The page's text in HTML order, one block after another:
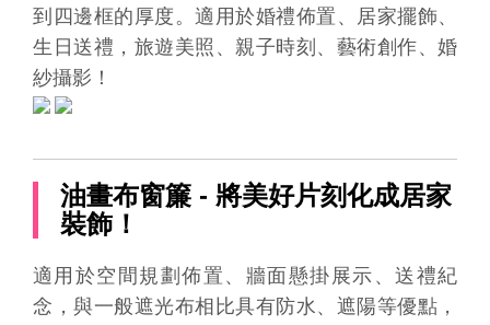
到四邊框的厚度。適用於婚禮佈置、居家擺飾、
生日送禮，旅遊美照、親子時刻、藝術創作、婚
紗攝影！
油畫布窗簾 - 將美好片刻化成居家
裝飾！
適用於空間規劃佈置、牆面懸掛展示、送禮紀
念，與一般遮光布相比具有防水、遮陽等優點，